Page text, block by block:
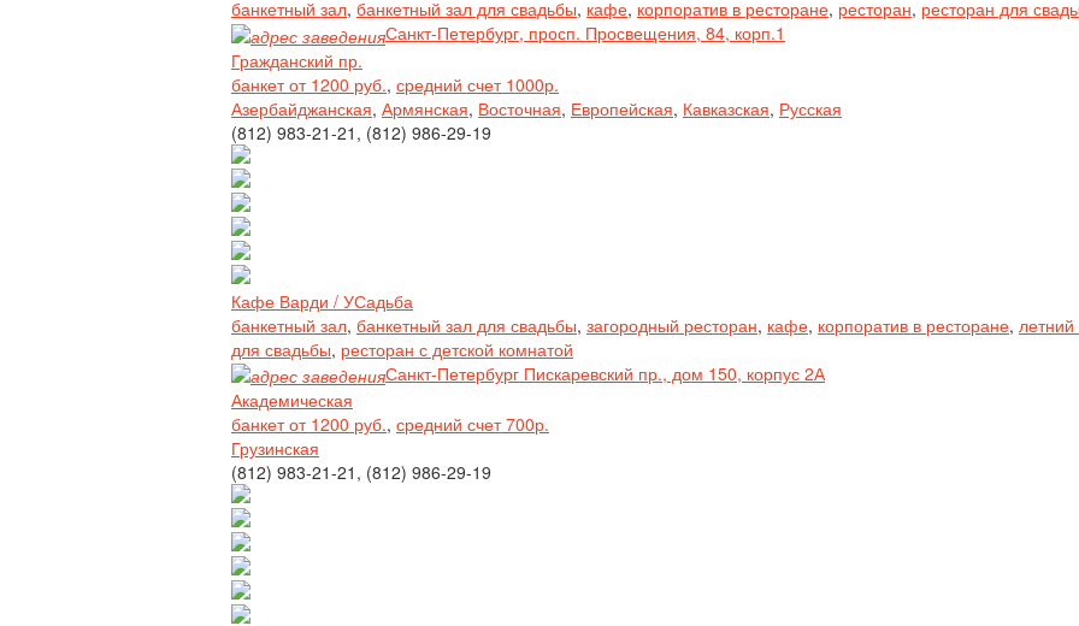
банкетный зал, банкетный зал для свадьбы, кафе, корпоратив в ресторане, ресторан, ресторан для
Санкт-Петербург, просп. Просвещения, 84, корп.1
Гражданский пр.
банкет от 1200 руб., средний счет 1000р.
Азербайджанская, Армянская, Восточная, Европейская, Кавказская, Русская
(812) 983-21-21, (812) 986-29-19
Кафе Варди / УСадьба
банкетный зал, банкетный зал для свадьбы, загородный ресторан, кафе, корпоратив в ресторане,
для свадьбы, ресторан с детской комнатой
Санкт-Петербург Пискаревский пр., дом 150, корпус 2А
Академическая
банкет от 1200 руб., средний счет 700р.
Грузинская
(812) 983-21-21, (812) 986-29-19